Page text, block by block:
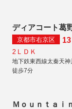
ディアコート葛
京都市右京区 13
2ＬＤＫ
地下鉄東西線太秦天神
徒歩7分
Ｍｏｕｎｔａｉｎ